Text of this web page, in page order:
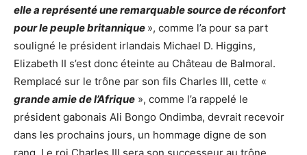
elle a représenté une remarquable source de réconfort
pour le peuple britannique », comme l’a pour sa part
souligné le président irlandais Michael D. Higgins,
Elizabeth II s’est donc éteinte au Château de Balmoral.
Remplacé sur le trône par son fils Charles III, cette «
grande amie de l’Afrique », comme l’a rappelé le
président gabonais Ali Bongo Ondimba, devrait recevoir
dans les prochains jours, un hommage digne de son